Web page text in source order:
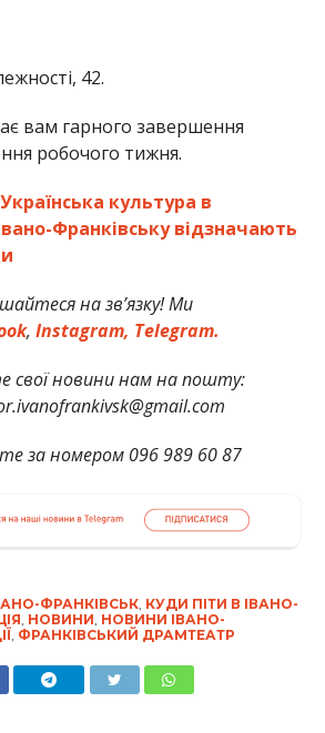
42.
вам гарного завершення
робочого тижня.
культура в
Франківську відзначають
на зв’язку! Ми
, Instagram, Telegram.
свої новини нам на пошту:
за номером 096 989 60 87
ФРАНКІВСЬК, КУДИ ПІТИ В ІВАНО-
, НОВИНИ, НОВИНИ ІВАНО-
, ФРАНКІВСЬКИЙ ДРАМТЕАТР